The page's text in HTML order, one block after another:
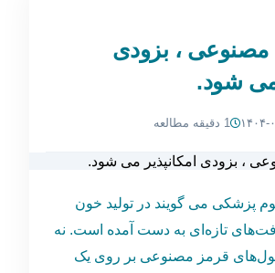
مصنوعی ، بزودی
می شود.
۰۶-۱۵ 1 دقیقه مطالعه
پزشکی می گویند در تولید خون
تازه‌ای به دست آمده است. نه
قرمز مصنوعی بر روی یک